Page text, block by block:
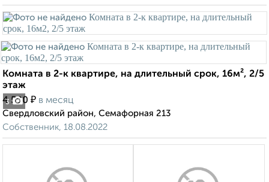
3
Комната в 2-к квартире, на длительный срок, 16м², 2/5
этаж
4 500 ₽ в месяц
Свердловский район, Семафорная 213
Собственник, 18.08.2022